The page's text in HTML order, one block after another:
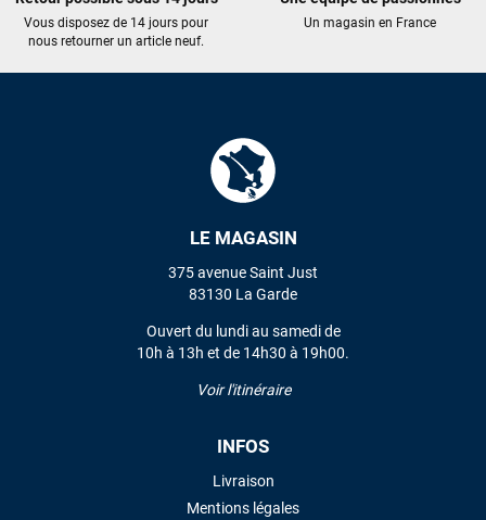
Vous disposez de 14 jours pour
nous retourner un article neuf.
Un magasin en France
LE MAGASIN
375 avenue Saint Just
83130 La Garde
Ouvert du lundi au samedi de
10h à 13h et de 14h30 à 19h00.
Voir l'itinéraire
INFOS
Livraison
Mentions légales
J'ai acheté une voile d'occasion depuis Tahiti. Super service.
L'envoi a été rapide. La voile est arrivée en super état.
Mauruuru roa.
VOIR TOUS LES AVIS
LAISSER UN AVIS